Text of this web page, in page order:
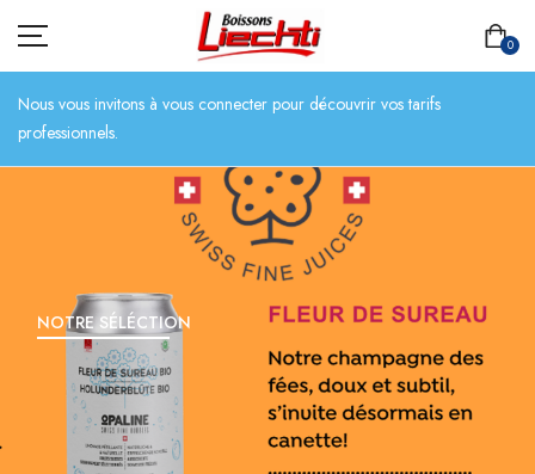
0
TOUT L’ASSORTIMENT
BIÈRES
BOISSONS SANS ALCOOL
CHAMPAGNES
Nous vous invitons à vous connecter pour découvrir vos tarifs
professionnels.
NOTRE SÉLÉCTION